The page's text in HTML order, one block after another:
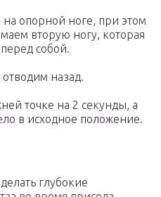
опорной ноге, при этом
вторую ногу, которая
собой.
назад.
точке на 2 секунды, а
в исходное положение.
глубокие